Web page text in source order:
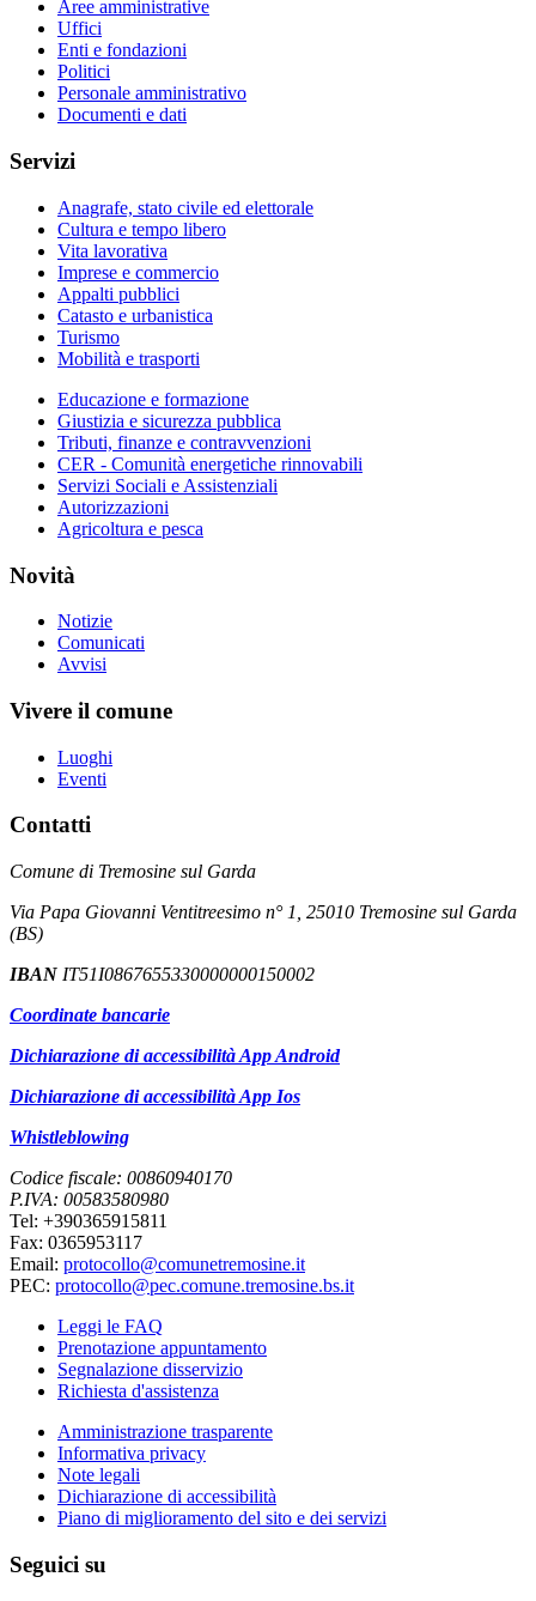
Aree amministrative
Uffici
Enti e fondazioni
Politici
Personale amministrativo
Documenti e dati
Servizi
Anagrafe, stato civile ed elettorale
Cultura e tempo libero
Vita lavorativa
Imprese e commercio
Appalti pubblici
Catasto e urbanistica
Turismo
Mobilità e trasporti
Educazione e formazione
Giustizia e sicurezza pubblica
Tributi, finanze e contravvenzioni
CER - Comunità energetiche rinnovabili
Servizi Sociali e Assistenziali
Autorizzazioni
Agricoltura e pesca
Novità
Notizie
Comunicati
Avvisi
Vivere il comune
Luoghi
Eventi
Contatti
Comune di Tremosine sul Garda
Via Papa Giovanni Ventitreesimo n° 1, 25010 Tremosine sul Garda
(BS)
IBAN IT51I0867655330000000150002
Coordinate bancarie
Dichiarazione di accessibilità App Android
Dichiarazione di accessibilità App Ios
Whistleblowing
Codice fiscale: 00860940170
P.IVA: 00583580980
Tel: +390365915811
Fax: 0365953117
Email: protocollo@comunetremosine.it
PEC: protocollo@pec.comune.tremosine.bs.it
Leggi le FAQ
Prenotazione appuntamento
Segnalazione disservizio
Richiesta d'assistenza
Amministrazione trasparente
Informativa privacy
Note legali
Dichiarazione di accessibilità
Piano di miglioramento del sito e dei servizi
Seguici su